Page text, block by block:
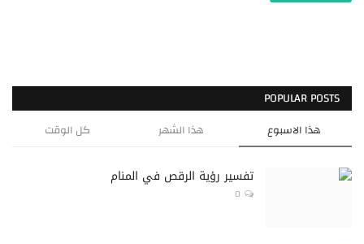
POPULAR POSTS
هذا الاسبوع هذا الشهر كل الوقت
تفسير رؤية الرقص في المنام
0